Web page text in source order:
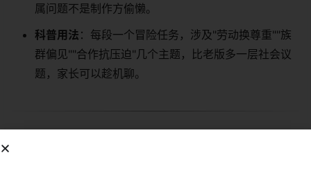
属问题不是制作方偷懒。
科普用法 ：每段一个冒险任务，涉及"劳动换尊重""族
群偏见""合作抗压迫"几个主题，比老版多一层社会议
题，家长可以趁机聊。